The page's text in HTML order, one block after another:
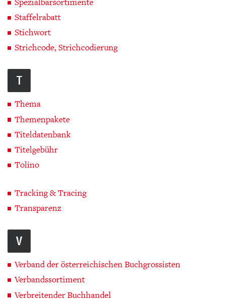
Spezialbarsortimente
Staffelrabatt
Stichwort
Strichcode, Strichcodierung
T
Thema
Themenpakete
Titeldatenbank
Titelgebühr
Tolino
Tracking & Tracing
Transparenz
V
Verband der österreichischen Buchgrossisten
Verbandssortiment
Verbreitender Buchhandel